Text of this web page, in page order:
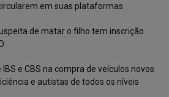
em suas plataformas
de matar o filho tem inscrição
e CBS na compra de veículos novos
e autistas de todos os níveis